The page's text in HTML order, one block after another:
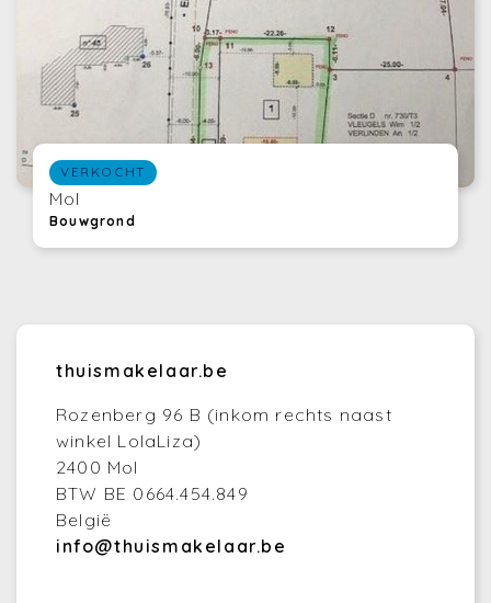
VERKOCHT
Mol
Bouwgrond
thuismakelaar.be
Rozenberg 96 B (inkom rechts naast
winkel LolaLiza)
2400 Mol
BTW BE 0664.454.849
België
info@thuismakelaar.be